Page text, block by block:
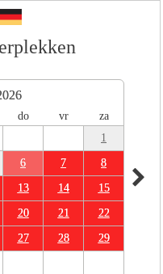
do vr
za
1
6 7 8
13 14 15
20 21 22
27 28 29